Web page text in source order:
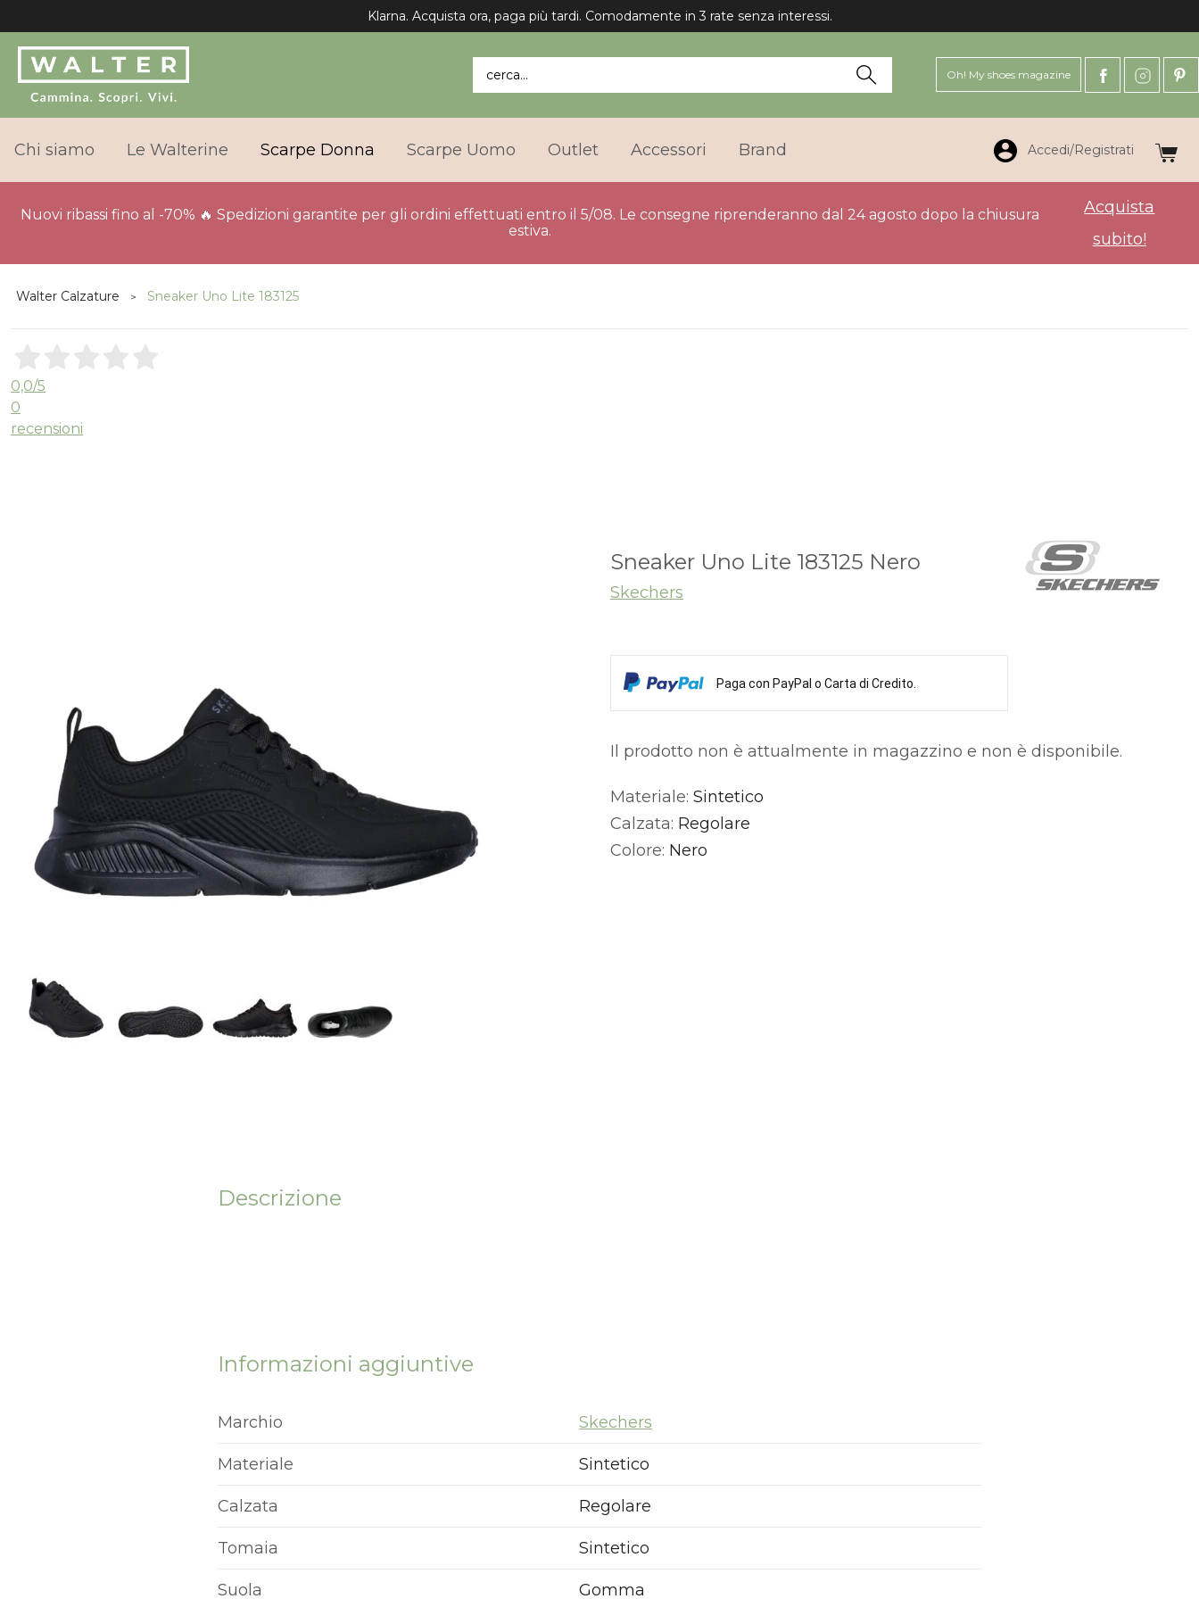
Klarna. Acquista ora, paga più tardi. Comodamente in 3 rate senza interessi.
cerca... Oh! My shoes magazine
Chi siamo Le Walterine Scarpe Donna Scarpe Uomo Outlet Accessori Brand Accedi/Registrati
Nuovi ribassi fino al -70% 🔥 Spedizioni garantite per gli ordini effettuati entro il 5/08. Le consegne riprenderanno dal 24 agosto dopo la chiusura
estiva.
Acquista
subito!
Walter Calzature Sneaker Uno Lite 183125
0,0/5
0
recensioni
Sneaker Uno Lite 183125 Nero
Skechers
Paga con PayPal o Carta di Credito.
Il prodotto non è attualmente in magazzino e non è disponibile.
Alternative:
Materiale: Sintetico
Calzata: Regolare
Colore: Nero
Descrizione
Informazioni aggiuntive
Marchio Skechers
Materiale Sintetico
Calzata Regolare
Tomaia Sintetico
Suola Gomma